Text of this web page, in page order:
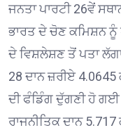
ਜਨਤਾ ਪਾਰਟੀ 26ਵੇਂ
ਭਾਰਤ ਦੇ ਚੋਣ ਕਮਿਸ਼ਨ
ਦੇ ਵਿਸ਼ਲੇਸ਼ਣ ਤੋਂ ਪਤਾ
28 ਦਾਨ ਜ਼ਰੀਏ
ਦੀ ਫੰਡਿੰਗ ਦੁੱਗਣੀ ਹੋ
ਰਾਜਨੀਤਿਕ ਦਾਨ